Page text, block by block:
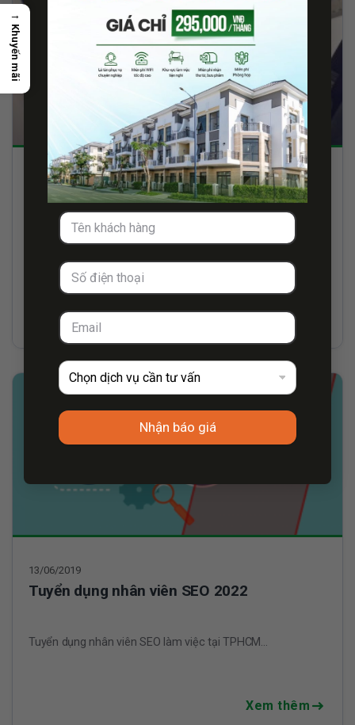
Nhận báo giá
10/07/2019
Tuyển dụng Nhân viên thiết kế đồ họa
thưởng...
Xem thêm
13/06/2019
Tuyển dụng nhân viên SEO 2022
Tuyển dụng nhân viên SEO làm việc tại TPHCM...
Xem thêm
→
Khuyến mãi